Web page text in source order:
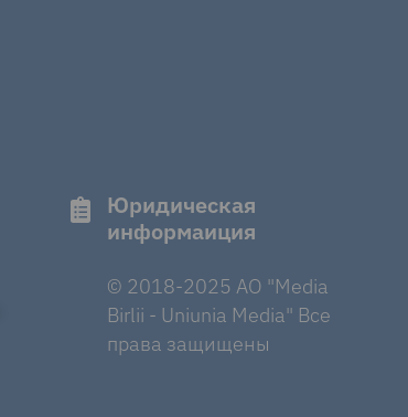
Юридическая
информаиция
© 2018-2025 AO "Media
Birlii - Uniunia Media" Все
права защищены